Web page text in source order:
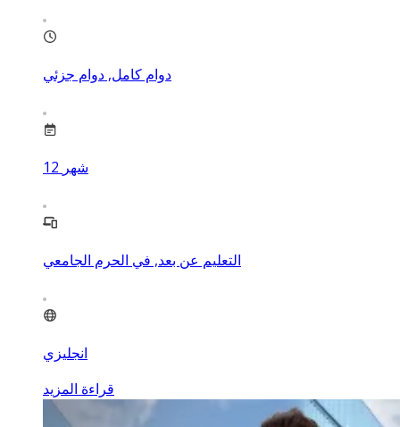
دوام كامل, دوام جزئي
12 شهر
التعليم عن بعد, في الحرم الجامعي
انجليزي
قراءة المزيد